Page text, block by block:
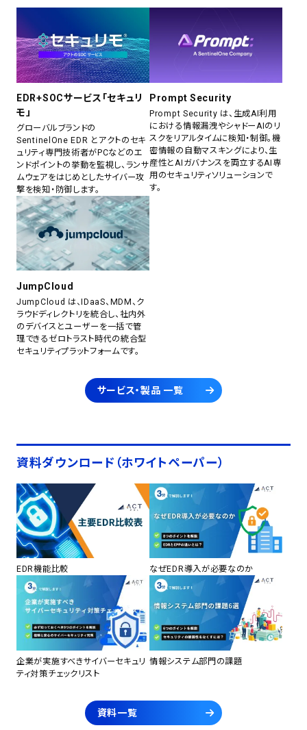
EDR+SOCサービス「セキュリ
モ」
グローバルブランドの
SentinelOne EDR とアクトのセキ
ュリティ専門技術者がPCなどのエ
ンドポイントの挙動を監視し、ランサ
ムウェアをはじめとしたサイバー攻
撃を検知・防御します。
Prompt Security
Prompt Security は、生成AI利用
における情報漏洩やシャドーAIのリ
スクをリアルタイムに検知・制御。機
密情報の自動マスキングにより、生
産性とAIガバナンスを両立するAI専
用のセキュリティソリューションで
す。
JumpCloud
JumpCloud は、IDaaS、MDM、ク
ラウドディレクトリを統合し、社内外
のデバイスとユーザーを一括で管
理できるゼロトラスト時代の統合型
セキュリティプラットフォームです。
サービス・製品 一覧
資料ダウンロード（ホワイトペーパー）
EDR機能比較 なぜEDR導入が必要なのか
企業が実施すべきサイバーセキュリ
ティ対策チェックリスト
情報システム部門の課題
資料一覧